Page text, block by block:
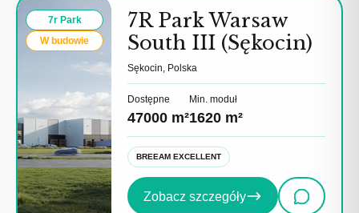
7r Park
W budowie
7R Park Warsaw
South III (Sękocin)
Sękocin, Polska
Dostępne
47000 m²
Min. moduł
1620 m²
BREEAM EXCELLENT
Zobacz szczegóły